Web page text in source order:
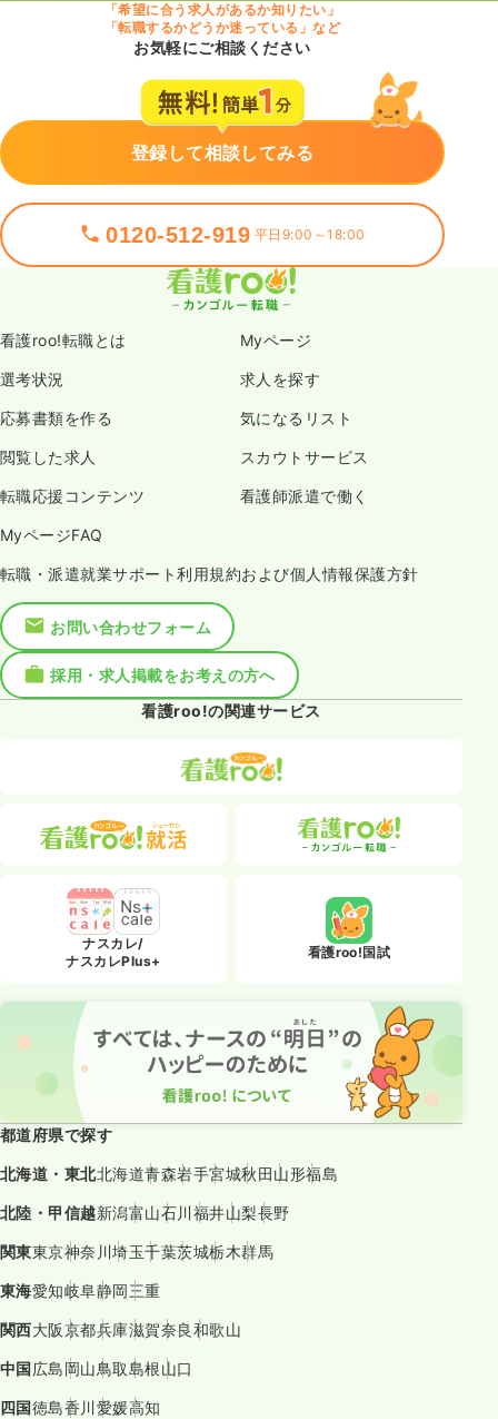
「希望に合う求人があるか知りたい」
「転職するかどうか迷っている」など
お気軽にご相談ください
登録して相談してみる
0120-512-919 平日9:00～18:00
看護roo!転職とは Myページ
選考状況 求人を探す
応募書類を作る 気になるリスト
閲覧した求人 スカウトサービス
転職応援コンテンツ 看護師派遣で働く
MyページFAQ
転職・派遣就業サポート利用規約および個人情報保護方針
お問い合わせフォーム
採用・求人掲載をお考えの方へ
看護roo!の関連サービス
ナスカレ/
ナスカレPlus+
看護roo!国試
都道府県で探す
北海道・東北北海道青森岩手宮城秋田山形福島
北陸・甲信越新潟富山石川福井山梨長野
関東東京神奈川埼玉千葉茨城栃木群馬
東海愛知岐阜静岡三重
関西大阪京都兵庫滋賀奈良和歌山
中国広島岡山鳥取島根山口
四国徳島香川愛媛高知